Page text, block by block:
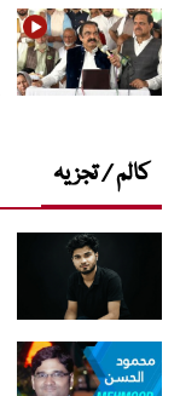
کالم / تجزیہ